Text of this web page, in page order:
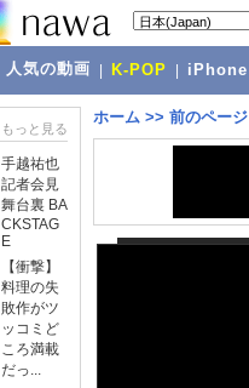
人気の動画 K-POP iPhone
もっと見る
手越祐也
記者会見
舞台裏 BA
CKSTAG
E
【衝撃】
料理の失
敗作がツ
ッコミど
ころ満載
だっ...
ホーム >> 前のページ